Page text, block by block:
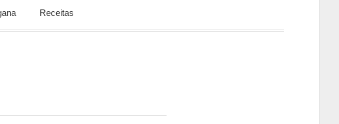
Receitas